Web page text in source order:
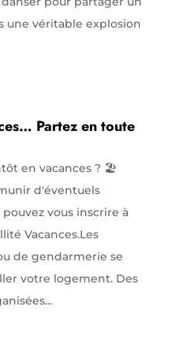
une véritable explosion
Partez en toute
en vacances ? 🏖️
d'éventuels
vous inscrire à
Vacances.Les
de gendarmerie se
votre logement. Des